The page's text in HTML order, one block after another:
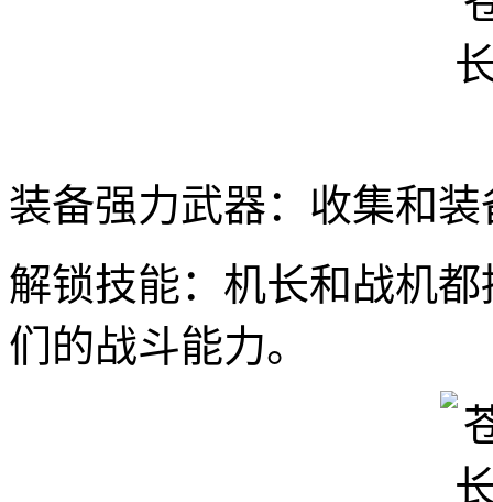
装备强力武器：收集和
解锁技能：机长和战机
们的战斗能力。